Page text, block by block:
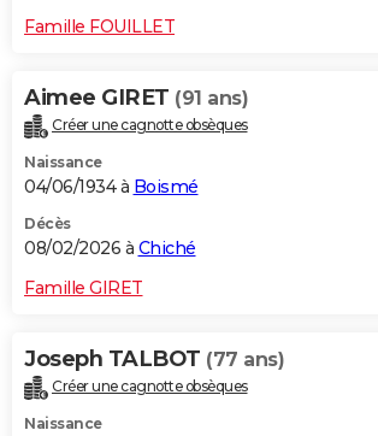
Famille FOUILLET
Aimee GIRET (91 ans)
Créer une cagnotte obsèques
Naissance
04/06/1934 à Boismé
Décès
08/02/2026 à Chiché
Famille GIRET
Joseph TALBOT (77 ans)
Créer une cagnotte obsèques
Naissance